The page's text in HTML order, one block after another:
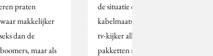
praten
makkelijker
dan de
maar als
de situatie dat
kabelmaatschappijen de
tv-kijker alleen
pakketten met veel